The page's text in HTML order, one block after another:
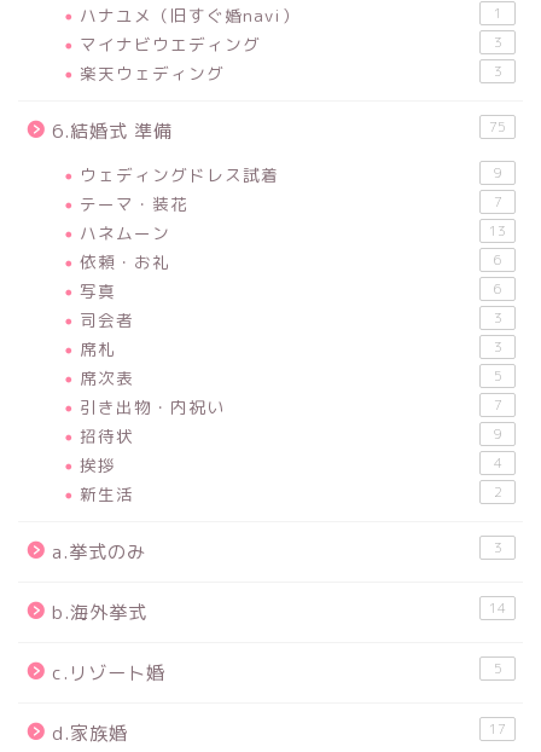
ハナユメ（旧すぐ婚navi） 1
マイナビウエディング 3
楽天ウェディング 3
6.結婚式 準備 75
ウェディングドレス試着 9
テーマ・装花 7
ハネムーン 13
依頼・お礼 6
写真 6
司会者 3
席札 3
席次表 5
引き出物・内祝い 7
招待状 9
挨拶 4
新生活 2
a.挙式のみ 3
b.海外挙式 14
c.リゾート婚 5
d.家族婚 17